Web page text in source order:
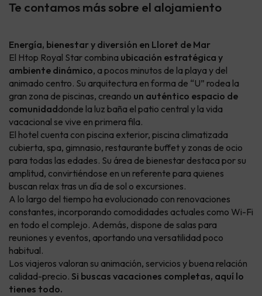
Te contamos más sobre el alojamiento
Energía, bienestar y diversión en Lloret de Mar
El Htop Royal Star combina ubicación estratégica y
ambiente dinámico, a pocos minutos de la playa y del
animado centro. Su arquitectura en forma de “U” rodea la
gran zona de piscinas, creando un auténtico espacio de
comunidaddonde la luz baña el patio central y la vida
vacacional se vive en primera fila.
El hotel cuenta con piscina exterior, piscina climatizada
cubierta, spa, gimnasio, restaurante buffet y zonas de ocio
para todas las edades. Su área de bienestar destaca por su
amplitud, convirtiéndose en un referente para quienes
buscan relax tras un día de sol o excursiones.
A lo largo del tiempo ha evolucionado con renovaciones
constantes, incorporando comodidades actuales como Wi-Fi
en todo el complejo. Además, dispone de salas para
reuniones y eventos, aportando una versatilidad poco
habitual.
Los viajeros valoran su animación, servicios y buena relación
calidad-precio. Si buscas vacaciones completas, aquí lo
tienes todo.